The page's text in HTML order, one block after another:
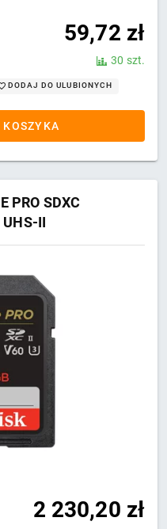
59,72 zł
30 szt.
DODAJ DO ULUBIONYCH
KOSZYKA
PRO SDXC
II
2 230,20 zł